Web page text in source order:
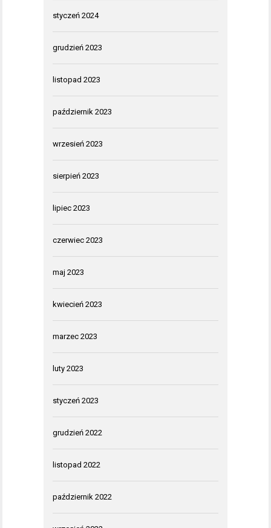
styczeń 2024
grudzień 2023
listopad 2023
październik 2023
wrzesień 2023
sierpień 2023
lipiec 2023
czerwiec 2023
maj 2023
kwiecień 2023
marzec 2023
luty 2023
styczeń 2023
grudzień 2022
listopad 2022
październik 2022